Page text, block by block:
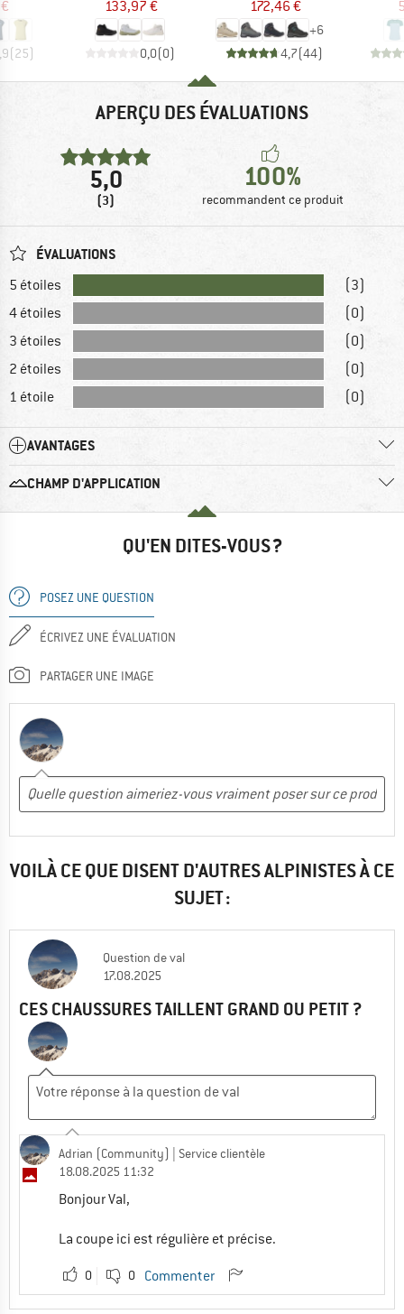
(25)
133,97 €
0,0(0)
172,46 €
+6
4,7(44)
APERÇU DES ÉVALUATIONS
5,0
(3)
100%
recommandent ce produit
ÉVALUATIONS
5 étoiles
(3)
4 étoiles
(0)
3 étoiles
(0)
2 étoiles
(0)
1 étoile
(0)
AVANTAGES
CHAMP D'APPLICATION
QU'EN DITES-VOUS ?
POSEZ UNE QUESTION
ÉCRIVEZ UNE ÉVALUATION
PARTAGER UNE IMAGE
VOILÀ CE QUE DISENT D'AUTRES ALPINISTES À CE
SUJET :
Question deval
17.08.2025
CES CHAUSSURES TAILLENT GRAND OU PETIT ?
Adrian (Community)
| Service clientèle
18.08.2025 11:32
Bonjour Val,
La coupe ici est régulière et précise.
0 0 Commenter